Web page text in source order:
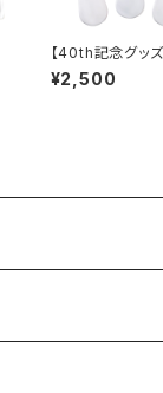
【40th記念グッ
ミクアクリルペン
(赤／緑／黄色)
¥2,500